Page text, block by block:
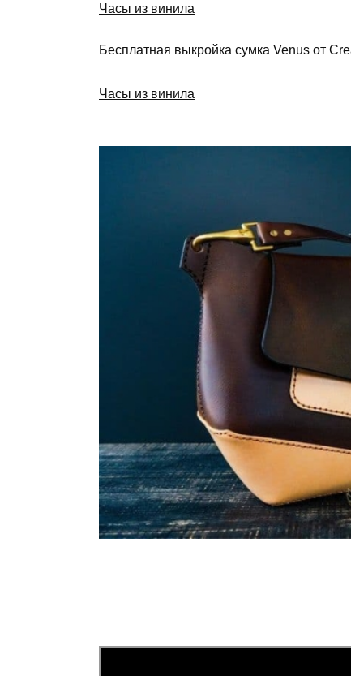
Часы из винила
Бесплатная выкройка сумка Venus от
Часы из винила